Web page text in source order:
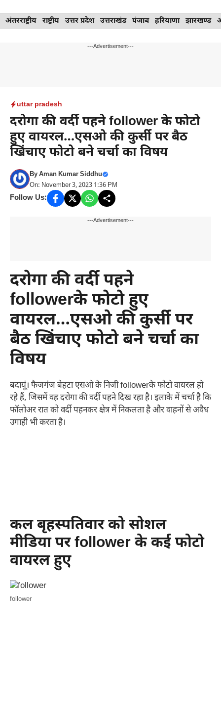
Skip
to
अंतरराष्ट्रीय राष्ट्रीय उत्तर प्रदेश उत्तराखंड पंजाब हरियाणा झारखण्ड
---Advertisement---
uttar pradesh
दरोगा की वर्दी पहने follower के फोटो
हुए वायरल…एसओ की कुर्सी पर बैठ
खिंचाए फोटो बने चर्चा का विषय
ByAman Kumar Siddhu
On: November 3, 2023 1:36 PM
Follow Us:
---Advertisement---
दरोगा की वर्दी पहने
followerके फोटो हुए
वायरल…एसओ की कुर्सी पर
बैठ खिंचाए फोटो बने चर्चा का
विषय
बदायूं। फैजगंज बेहटा एसओ के निजी followerके फोटो वायरल हो
रहे हैं, जिसमें वह दरोगा की वर्दी पहने दिख रहा है। इलाके में चर्चा है कि
फॉलोअर रात को वर्दी पहनकर क्षेत्र में निकलता है और वाहनों से अवैध
उगाही भी करता है।
कल बृहस्पतिवार को सोशल
मीडिया पर follower के कई फोटो
वायरल हुए
follower